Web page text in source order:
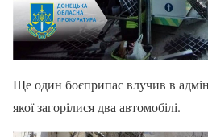
Ще один боєприпас влучив в
якої загорілися два автомобілі.